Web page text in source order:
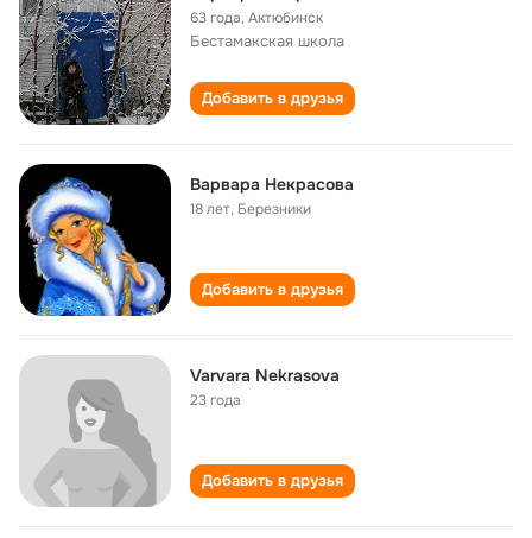
63 года,Актюбинск
Бестамакская школа
Добавить в друзья
Варвара Некрасова
18 лет, Березники
Добавить в друзья
Varvara Nekrasova
23 года
Добавить в друзья